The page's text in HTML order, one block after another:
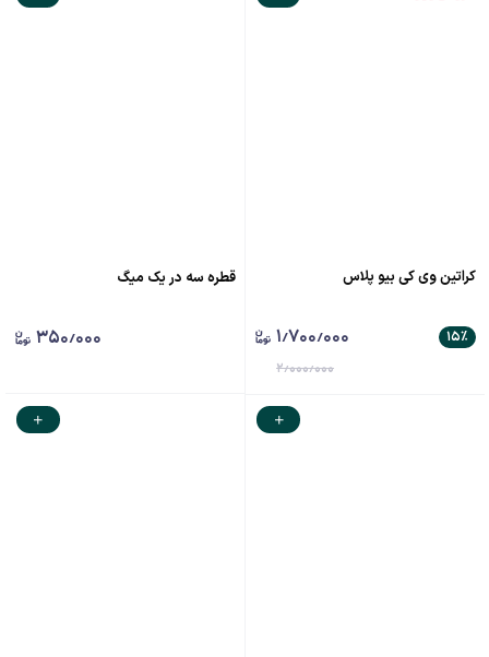
کراتین وی کی بیو پلاس
۱۵٪ ۱٫۷۰۰٫۰۰۰
۲٫۰۰۰٫۰۰۰
قطره سه در یک میگ
۳۵۰٫۰۰۰